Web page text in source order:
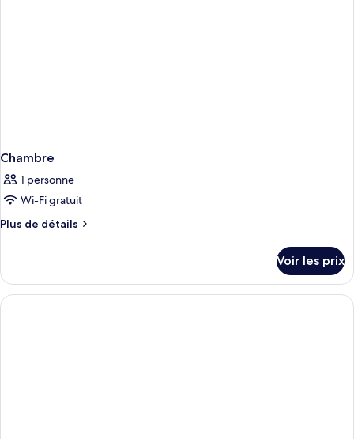
Chambre
1 personne
Wi-Fi gratuit
Plus de détails
Plus
le
type
de
Voir les prix